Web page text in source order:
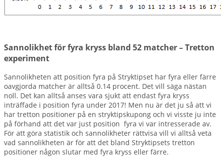
Sannolikhet för fyra kryss bland 52 matcher – Tretton
experiment
Sannolikheten att position fyra på Stryktipset har fyra eller färre
oavgjorda matcher är alltså 0.14 procent. Det vill säga nästan
noll. Det kan alltså anses vara sjukt att endast fyra kryss
inträffade i position fyra under 2017! Men nu är det ju så att vi
har tretton positioner på en stryktipskupong och vi visste ju inte
på förhand att det var just position fyra vi var intresserade av.
För att göra statistik och sannolikheter rättvisa vill vi alltså veta
vad sannolikheten är för att det bland Stryktipsets tretton
positioner någon slutar med fyra kryss eller färre.